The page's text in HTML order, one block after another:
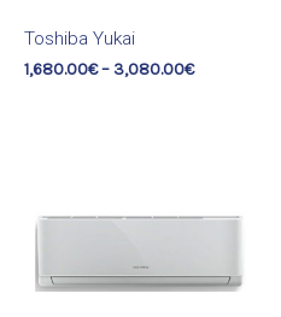
Toshiba Yukai
1,680.00€– 3,080.00€